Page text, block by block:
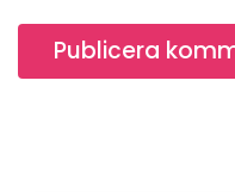
Publicera